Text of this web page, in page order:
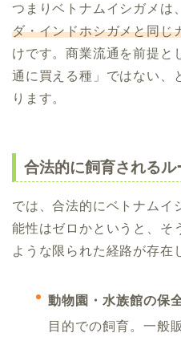
つまりベトナムイシガメは
ダ・インドホシガメと同じ
けです。商業流通を前提と
通に買える種」ではない、
ります。
合法的に飼育されるル
では、合法的にベトナムイ
能性はゼロかというと、そ
ような限られた経路が存在
動物園・水族館の保
目的での飼育。一般